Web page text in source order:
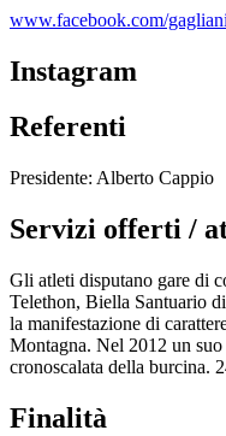
www.facebook.com/
Instagram
Referenti
Presidente: Alberto Cappio
Servizi offerti /
Gli atleti disputano gare di
Telethon, Biella Santuario
la manifestazione di
Montagna. Nel 2012 un
cronoscalata della burcina.
Finalità